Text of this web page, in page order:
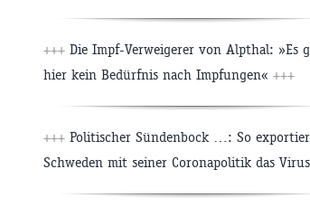
+++ Die Impf-Verweigerer von Alpthal: »Es
hier kein Bedürfnis nach Impfungen« +++
+++ Politischer Sündenbock …: So
Schweden mit seiner Coronapolitik das Virus